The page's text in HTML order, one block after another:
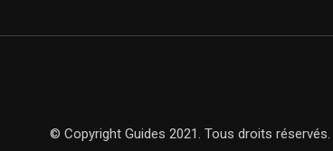
© Copyright Guides 2021. Tous droits réservés.